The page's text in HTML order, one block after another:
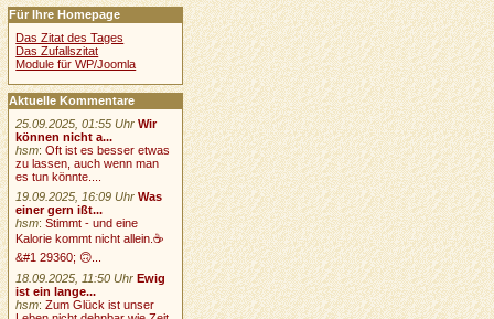
Für Ihre Homepage
Das Zitat des Tages
Das Zufallszitat
Module für WP/Joomla
Aktuelle Kommentare
25.09.2025, 01:55 Uhr Wir
können nicht a...
hsm:Oft ist es besser etwas
zu lassen, auch wenn man
es tun könnte....
19.09.2025, 16:09 Uhr Was
einer gern ißt...
hsm:Stimmt - und eine
Kalorie kommt nicht allein.☕
&#1 29360; 🙃...
18.09.2025, 11:50 Uhr Ewig
ist ein lange...
hsm:Zum Glück ist unser